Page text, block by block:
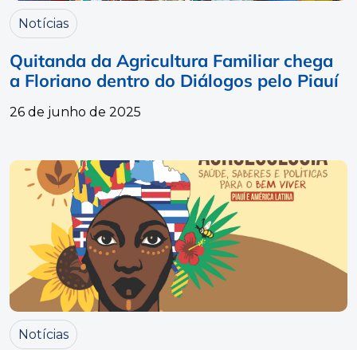
Notícias
Quitanda da Agricultura Familiar chega
a Floriano dentro do Diálogos pelo Piauí
26 de junho de 2025
Notícias